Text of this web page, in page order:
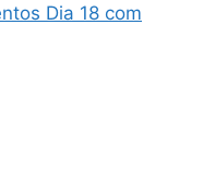
Dia 18 com